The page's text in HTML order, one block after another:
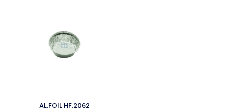
AL.FOIL HF.2062